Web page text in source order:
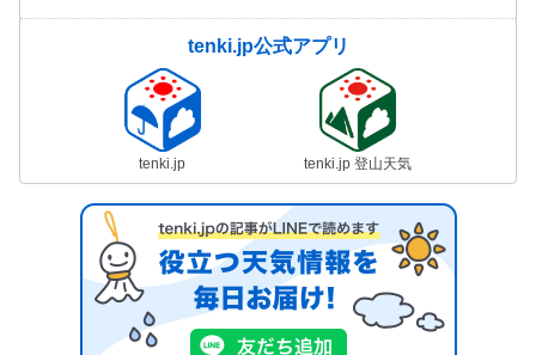
tenki.jp公式アプリ
tenki.jp tenki.jp 登山天気